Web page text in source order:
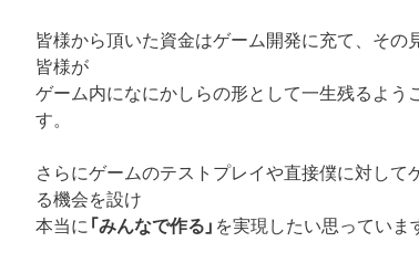
皆様から頂いた資金はゲーム開発に充て、その
皆様が
ゲーム内になにかしらの形として一生残るよう
す。
さらにゲームのテストプレイや直接僕に対して
る機会を設け
本当に「みんなで作る」 を実現したい思っていま